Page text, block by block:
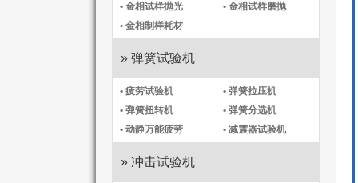
• 金相试样抛光
• 金相试样磨抛
• 金相制样耗材
» 弹簧试验机
• 疲劳试验机
• 弹簧拉压机
• 弹簧扭转机
• 弹簧分选机
• 动静万能疲劳
• 减震器试验机
» 冲击试验机